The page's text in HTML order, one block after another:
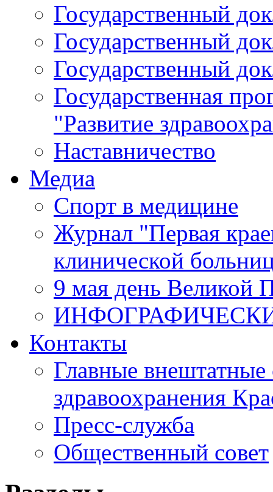
Государственный
Государственный
Государственный
Государственная
"Развитие
Наставничество
Медиа
Спорт в медицине
Журнал "Первая
клинической
9 мая день Великой
Контакты
Главные внештатные
здравоохранения
Пресс-служба
Общественный совет